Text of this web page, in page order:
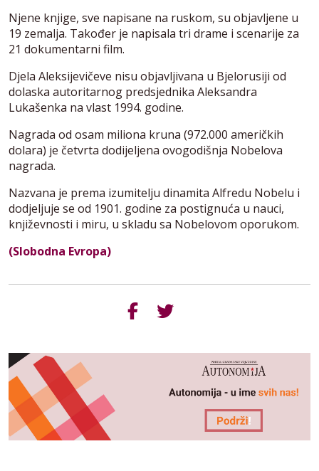
Njene knjige, sve napisane na ruskom, su objavljene u
19 zemalja. Također je napisala tri drame i scenarije za
21 dokumentarni film.
Djela Aleksijevičeve nisu objavljivana u Bjelorusiji od
dolaska autoritarnog predsjednika Aleksandra
Lukašenka na vlast 1994. godine.
Nagrada od osam miliona kruna (972.000 američkih
dolara) je četvrta dodijeljena ovogodišnja Nobelova
nagrada.
Nazvana je prema izumitelju dinamita Alfredu Nobelu i
dodjeljuje se od 1901. godine za postignuća u nauci,
književnosti i miru, u skladu sa Nobelovom oporukom.
(Slobodna Evropa)